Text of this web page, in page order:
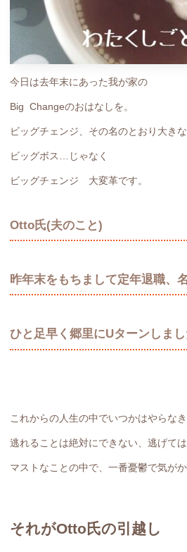
今日は去年末にあった我が家の
Big Changeのおはなしを。
ビッグチェンジ、その名のとおり大き
ビッグボス…じゃなく
ビッグチェンジ 大変革です。
Otto氏(夫のこと)
昨年末をもちまして定年退職、
ひと足早く郷里にUターンしま
これからの人生の中でいつかはやらな
逃れることは絶対にできない、逃げて
マストなことの中で、一番憂鬱で気が
それがOtto氏の引越し